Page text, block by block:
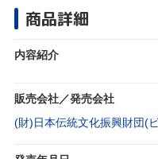
商品詳細
内容紹介
販売会社／発売会社
(財)日本伝統文化振興財団(